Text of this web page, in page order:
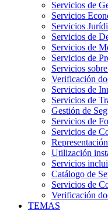
Servicios de
Servicios
Servicios
Servicios de
Servicios de
Servicios de
Servicios
Verificación
Servicios de
Servicios de
Gestión de
Servicios de
Servicios de
Utilización
Servicios
Catálogo de
Servicios de
Verificación
TEMAS